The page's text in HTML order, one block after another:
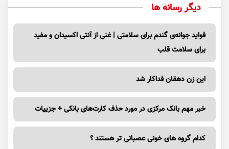
دیگر رسانه ها
فواید جوانه‌ی گندم برای سلامتی | غنی از آنتی اکسیدان و مفید
برای سلامت قلب
این زن دهقان فداکار شد
خبر مهم بانک مرکزی در مورد حذف کارت‌های بانکی + جزییات
کدام گروه های خونی عصبانی تر هستند ؟